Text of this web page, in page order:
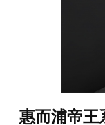
惠而浦帝王